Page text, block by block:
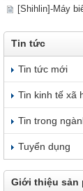
[Shihlin]-Máy
Tin tức
Tin tức mới
Tin kinh tế xã
Tin trong
Tuyển dụng
Giới thiệu sản